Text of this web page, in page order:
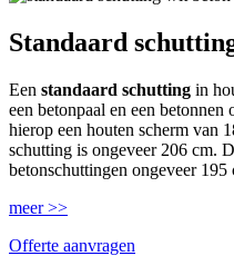
Standaard
Een standaard schutting in
een betonpaal en een
hierop een houten scherm van
schutting is ongeveer 206 cm.
betonschuttingen ongeveer
meer >>
Offerte aanvragen